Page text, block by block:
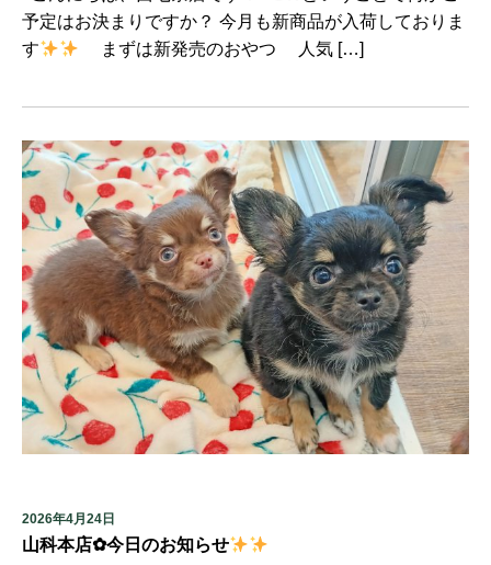
予定はお決まりですか？ 今月も新商品が入荷しておりま
す
まずは新発売のおやつ 人気 […]
2026年4月24日
山科本店✿今日のお知らせ